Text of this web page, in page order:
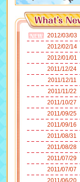
2012/03/03
2012/02/14
2012/01/01
2011/12/24
2011/12/11
2011/11/22
2011/10/27
2011/09/25
2011/09/16
2011/08/31
2011/08/28
2011/07/29
2011/07/07
2011/06/20